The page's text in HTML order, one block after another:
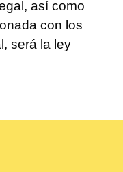
así como
con los
será la ley